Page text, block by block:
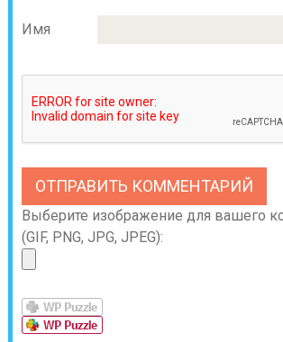
Имя
Выберите изображение для вашего
(GIF, PNG, JPG, JPEG):